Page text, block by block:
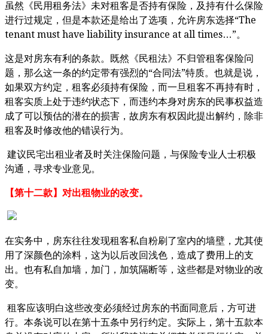
虽然《民用租务法》未对租客是否持有保险，及持有什么保险
进行过规定，但是本款还是给出了选项，允许房东选择“The
tenant must have liability insurance at all times…”。
这是对房东有利的条款。既然《民租法》不归管租客保险问
题，那么这一条的约定带有强烈的“合同法”特质。也就是说，
如果双方约定，租客必须持有保险，而一旦租客不再持有时，
租客实质上处于违约状态下，而违约本身对房东的民事权益造
成了可以预估的潜在的损害，故房东有权因此提出解约，除非
租客及时修改他的错误行为。
建议民宅出租业者及时关注保险问题，与保险专业人士积极
沟通，寻求专业意见。
【第十二款】对出租物业的改变。
在实务中，房东往往发现租客私自粉刷了室内的墙壁，尤其使
用了深颜色的涂料，这为以后改回浅色，造成了费用上的支
出。 也有私自加墙，加门，加筑隔断等，这些都是对物业的改
变。
租客应该明白这些改变必须经过房东的书面同意后，方可进
行。本条说可以在第十五条中另行约定。实际上，第十五款本